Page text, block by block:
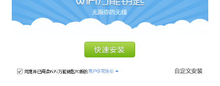
的网络使用体验。
标，自动筛选最优网络;当前连接网络质量下降